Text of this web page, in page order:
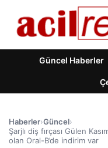
Güncel Haberler
Haberler›Güncel›
Şarjlı diş fırçası Gülen
olan Oral-B’de indirim var